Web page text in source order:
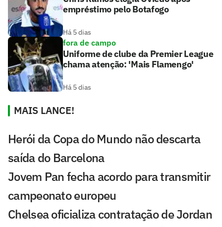
empréstimo pelo Botafogo
Há 5 dias
fora de campo
Uniforme de clube da Premier League
chama atenção: 'Mais Flamengo'
Há 5 dias
MAIS LANCE!
Herói da Copa do Mundo não descarta
saída do Barcelona
Jovem Pan fecha acordo para transmitir
campeonato europeu
Chelsea oficializa contratação de Jordan